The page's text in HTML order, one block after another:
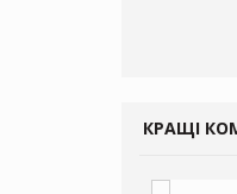
КРАЩІ